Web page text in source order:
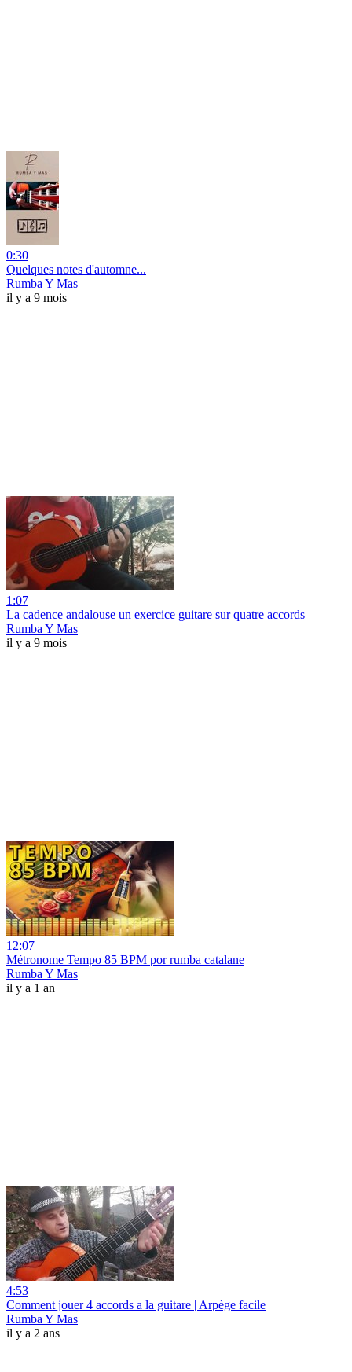
0:30
Quelques notes d'automne...
Rumba Y Mas
il y a 9 mois
1:07
La cadence andalouse un exercice guitare sur quatre accords
Rumba Y Mas
il y a 9 mois
12:07
Métronome Tempo 85 BPM por rumba catalane
Rumba Y Mas
il y a 1 an
4:53
Comment jouer 4 accords a la guitare | Arpège facile
Rumba Y Mas
il y a 2 ans